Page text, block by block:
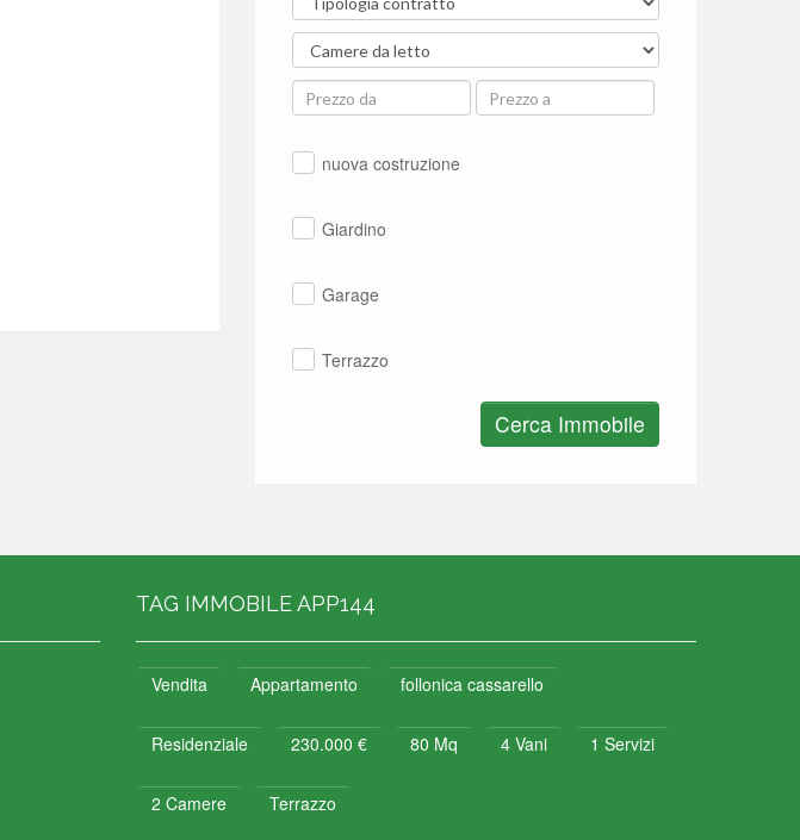
nuova costruzione
Giardino
Garage
Terrazzo
Cerca Immobile
TAG IMMOBILE APP144
Vendita Appartamento follonica cassarello
Residenziale 230.000 € 80 Mq 4 Vani 1 Servizi
2 Camere Terrazzo